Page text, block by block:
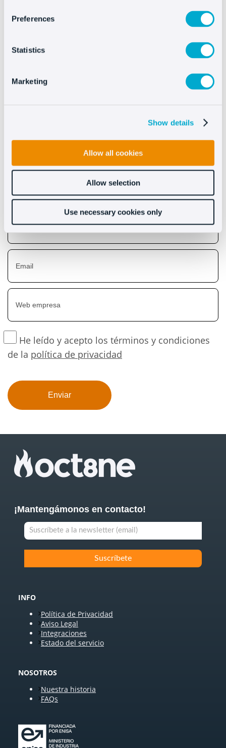
Preferences
Statistics
Marketing
Show details
Allow all cookies
Allow selection
Use necessary cookies only
Descubre lo que Oct8ne
puede hacer por ti
He leído y acepto los términos y condiciones
de la política de privacidad
¡Mantengámonos en contacto!
INFO
Política de Privacidad
Aviso Legal
Integraciones
Estado del servicio
NOSOTROS
Nuestra historia
FAQs